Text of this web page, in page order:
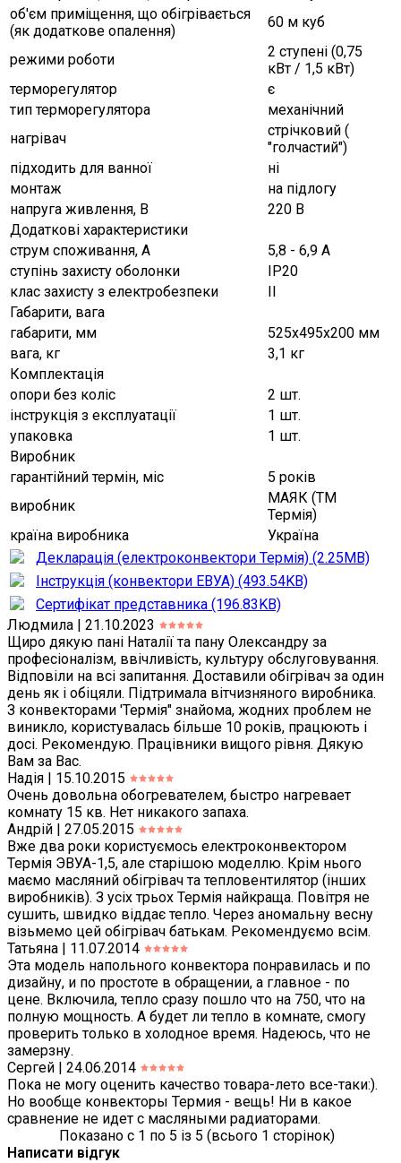
об'єм приміщення, що обігрівається
(як додаткове опалення)
60 м куб
режими роботи
2 ступені (0,75
кВт / 1,5 кВт)
терморегулятор
є
тип терморегулятора
механічний
нагрівач
стрічковий (
"голчастий")
підходить для ванної
ні
монтаж
на підлогу
напруга живлення, В
220 В
Додаткові характеристики
струм споживання, А
5,8 - 6,9 А
ступінь захисту оболонки
ІР20
клас захисту з електробезпеки
ІІ
Габарити, вага
габарити, мм
525х495х200 мм
вага, кг
3,1 кг
Комплектація
опори без коліс
2 шт.
інструкція з експлуатації
1 шт.
упаковка
1 шт.
Виробник
гарантійний термін, міс
5 років
виробник
МАЯК (ТМ
Термія)
країна виробника
Україна
Декларація (електроконвектори Термія) (2.25MB)
Інструкція (конвектори ЕВУА) (493.54KB)
Сертифікат представника (196.83KB)
Людмила | 21.10.2023
Щиро дякую пані Наталії та пану Олександру за
професіоналізм, ввічливість, культуру обслуговування.
Відповіли на всі запитання. Доставили обігрівач за один
день як і обіцяли. Підтримала вітчизняного виробника.
З конвекторами 'Термія" знайома, жодних проблем не
виникло, користувалась більше 10 років, працюють і
досі. Рекомендую. Працівники вищого рівня. Дякую
Вам за Вас.
Надія | 15.10.2015
Очень довольна обогревателем, быстро нагревает
комнату 15 кв. Нет никакого запаха.
Андрій | 27.05.2015
Вже два роки користуємось електроконвектором
Термія ЭВУА-1,5, але старішою моделлю. Крім нього
маємо масляний обігрівач та тепловентилятор (інших
виробників). З усіх трьох Термія найкраща. Повітря не
сушить, швидко віддає тепло. Через аномальну весну
візьмемо цей обігрівач батькам. Рекомендуємо всім.
Татьяна | 11.07.2014
Эта модель напольного конвектора понравилась и по
дизайну, и по простоте в обращении, а главное - по
цене. Включила, тепло сразу пошло что на 750, что на
полную мощность. А будет ли тепло в комнате, смогу
проверить только в холодное время. Надеюсь, что не
замерзну.
Сергей | 24.06.2014
Пока не могу оценить качество товара-лето все-таки:).
Но вообще конвекторы Термия - вещь! Ни в какое
сравнение не идет с масляными радиаторами.
Показано с 1 по 5 із 5 (всього 1 сторінок)
Написати відгук